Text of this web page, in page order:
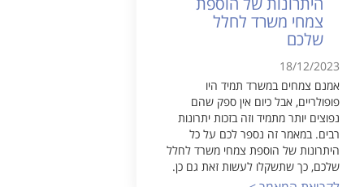
צמחי משרד לחלל
שלכם
18/12/2023
אמנם צמחים במשרד תמיד היו
פופולריים, אבל כיום אין ספק שהם
נפוצים יותר מתמיד וזה בזכות יתרונות
רבים. במאמר זה נספר לכם על כל
היתרונות של הוספת צמחי משרד לחלל
שלכם, כך שתשקלו לעשות זאת גם כן.